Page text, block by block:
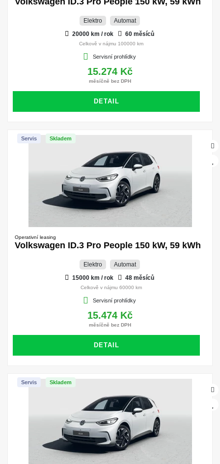
Elektro
Automat
20000 km / rok
60 měsíců
Celkově v nájmu 100000 km
Servisní prohlídky
15.274 Kč
měsíčně bez DPH
DETAIL
Skladem
Servis
Operativní leasing
Volkswagen ID.3 Pro People 150 kW, 59 kWh
Elektro
Automat
15000 km / rok
48 měsíců
Celkově v nájmu 60000 km
Servisní prohlídky
15.474 Kč
měsíčně bez DPH
DETAIL
Skladem
Servis